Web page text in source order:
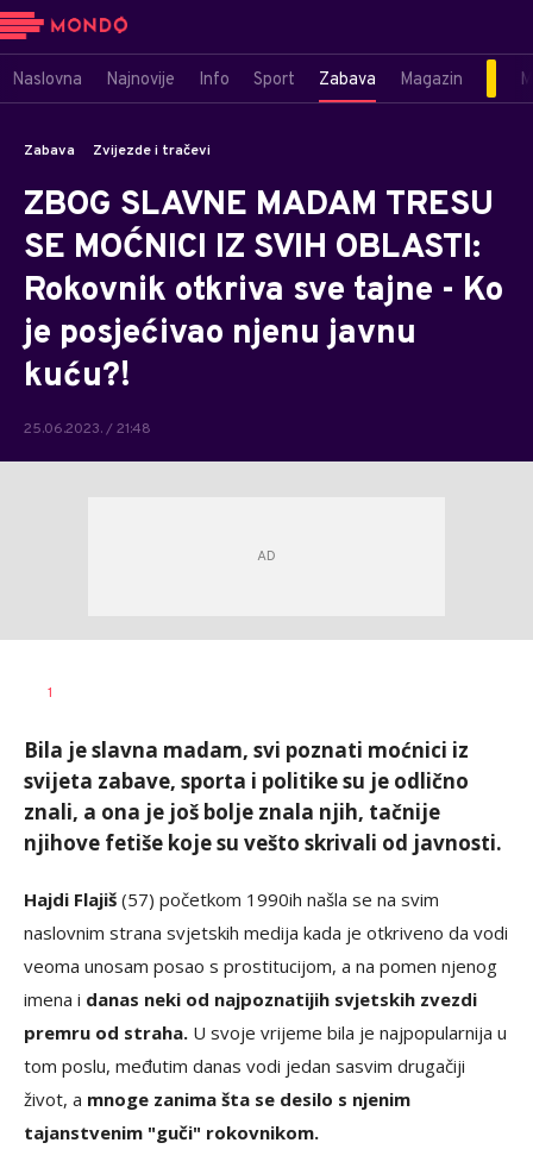
Naslovna Najnovije Info Sport Zabava Magazin
Zabava Zvijezde i tračevi
ZBOG SLAVNE MADAM TRESU
SE MOĆNICI IZ SVIH OBLASTI:
Rokovnik otkriva sve tajne - Ko
je posjećivao njenu javnu
kuću?!
25.06.2023. / 21:48
AUTOR
1
Bila je slavna madam, svi poznati moćnici iz
svijeta zabave, sporta i politike su je odlično
znali, a ona je još bolje znala njih, tačnije
njihove fetiše koje su vešto skrivali od javnosti.
Hajdi Flajiš (57) početkom 1990ih našla se na svim
naslovnim strana svjetskih medija kada je otkriveno da vodi
veoma unosam posao s prostitucijom, a na pomen njenog
imena i danas neki od najpoznatijih svjetskih zvezdi
premru od straha. U svoje vrijeme bila je najpopularnija u
tom poslu, međutim danas vodi jedan sasvim drugačiji
život, a mnoge zanima šta se desilo s njenim
tajanstvenim "guči" rokovnikom.